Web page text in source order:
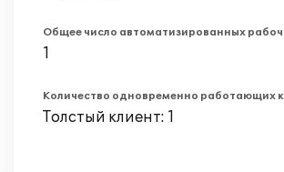
Общее число автоматизированных
1
Количество одновременно работающих
Толстый клиент: 1